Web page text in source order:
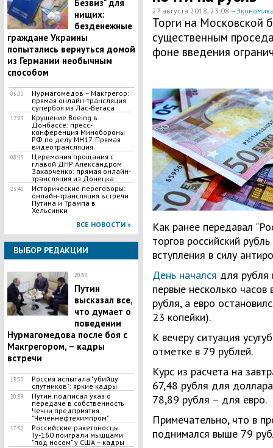
Безвиз" для
нищих:
безденежные
граждане Украины
попытались вернуться домой
из Германии необычным
способом
05:00
Нурмагомедов – Макгрегор:
прямая онлайн-трансляция
супербоя из Лас-Вегаса
12:29
Крушение Boeing в
Донбассе: пресс-
конференция Минобороны
РФ по делу МН17. Прямая
видеотрансляция
08:15
Церемония прощания с
главой ДНР Александром
Захарченко: прямая онлайн-
трансляция из Донецка
23:46
Исторические переговоры:
онлайн-трансляция встречи
Путина и Трампа в
Хельсинки
ВСЕ НОВОСТИ »
ВЫБОР РЕДАКЦИИ
20:59
Путин
высказал все,
что думает о
поведении
Нурмагомедова после боя с
Макгрегором, – кадры
встречи
15:00
Россия испытала "убийцу
спутников": яркие кадры
20:59
Путин подписал указ о
передаче в собственность
Чечни предприятия
"Чеченнефтехимпром"
17:52
Российские ракетоносцы
Ту-160 поиграли мышцами
"под носом" у США – кадры
27 августа 2018, 23:08 —
Торги на Московской
существенным
фоне введения
Как ранее передавал
торгов российский
вступления в силу
День начался для рубля
первые несколько
рубля, а евро
23 копейки).
К вечеру ситуация
отметке в 79 рублей.
Курс из расчета на
67,48 рубля для
78,89 рубля – для евро.
Примечательно, что в
поднимался выше 79